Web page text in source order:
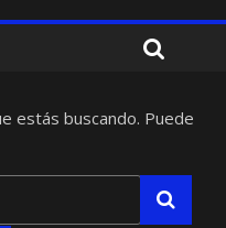
estás buscando. Puede